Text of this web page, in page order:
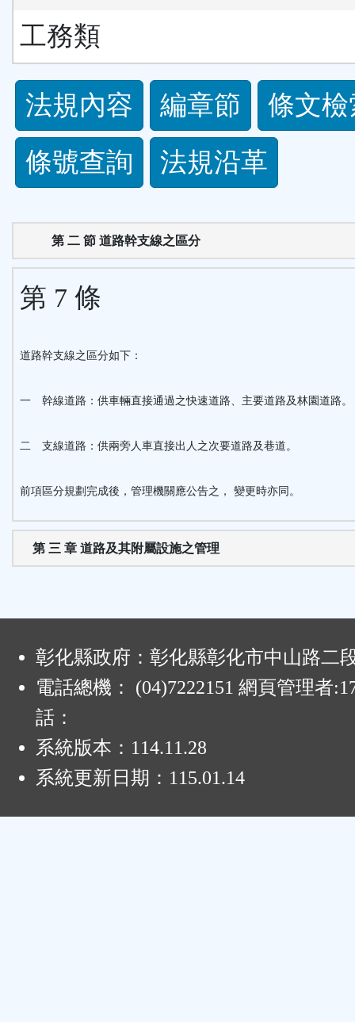
工務類
法
規
功
能
按
鈕
法規內容 編章節
條文檢
條號查詢
法規沿革
第 二 節 道路幹支線之區分
第 7 條
道路幹支線之區分如下：
一 幹線道路：供車輛直接通過之快速道路、主要道路及林園道路。
二 支線道路：供兩旁人車直接出人之次要道路及巷道。
前項區分規劃完成後，管理機關應公告之， 變更時亦同。
第 三 章 道路及其附屬設施之管理
彰化縣政府：彰化縣彰化市中山路二
電話總機： (04)7222151 網頁管理者
話：
系統版本： 114.11.28
系統更新日期： 115.01.14